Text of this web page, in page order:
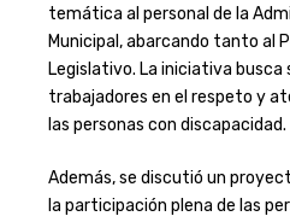
temática al personal de la
Municipal, abarcando tanto al
Legislativo. La iniciativa
trabajadores en el respeto y
las personas con discapacidad.
Además, se discutió un
la participación plena de las